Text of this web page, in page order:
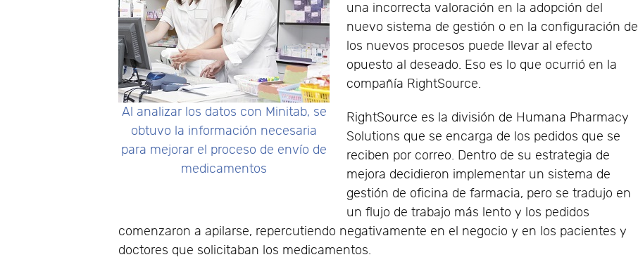
Al analizar los datos con Minitab, se
obtuvo la información necesaria
para mejorar el proceso de envío de
medicamentos
una incorrecta valoración en la adopción del
nuevo sistema de gestión o en la configuración de
los nuevos procesos puede llevar al efecto
opuesto al deseado. Eso es lo que ocurrió en la
compañía RightSource.
RightSource es la división de Humana Pharmacy
Solutions que se encarga de los pedidos que se
reciben por correo. Dentro de su estrategia de
mejora decidieron implementar un sistema de
gestión de oficina de farmacia, pero se tradujo en
un flujo de trabajo más lento y los pedidos
comenzaron a apilarse, repercutiendo negativamente en el negocio y en los pacientes y
doctores que solicitaban los medicamentos.